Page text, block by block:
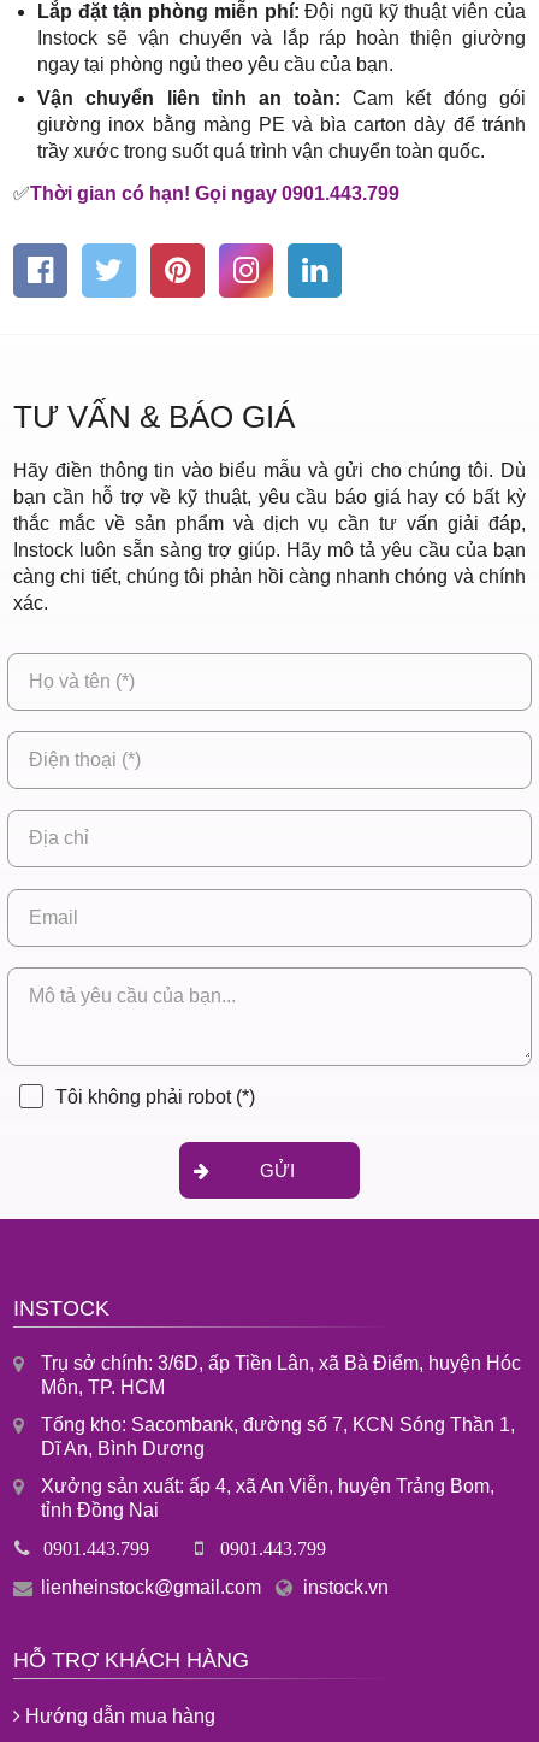
Lắp đặt tận phòng miễn phí: Đội ngũ kỹ thuật viên của
Instock sẽ vận chuyển và lắp ráp hoàn thiện giường
ngay tại phòng ngủ theo yêu cầu của bạn.
Vận chuyển liên tỉnh an toàn: Cam kết đóng gói
giường inox bằng màng PE và bìa carton dày để tránh
trầy xước trong suốt quá trình vận chuyển toàn quốc.
✅Thời gian có hạn! Gọi ngay 0901.443.799
TƯ VẤN & BÁO GIÁ
Hãy điền thông tin vào biểu mẫu và gửi cho chúng tôi. Dù
bạn cần hỗ trợ về kỹ thuật, yêu cầu báo giá hay có bất kỳ
thắc mắc về sản phẩm và dịch vụ cần tư vấn giải đáp,
Instock luôn sẵn sàng trợ giúp. Hãy mô tả yêu cầu của bạn
càng chi tiết, chúng tôi phản hồi càng nhanh chóng và chính
xác.
GỬI
Tôi không phải robot (*)
INSTOCK
Trụ sở chính: 3/6D, ấp Tiền Lân, xã Bà Điểm, huyện Hóc
Môn, TP. HCM
Tổng kho: Sacombank, đường số 7, KCN Sóng Thần 1,
Dĩ An, Bình Dương
Xưởng sản xuất: ấp 4, xã An Viễn, huyện Trảng Bom,
tỉnh Đồng Nai
0901.443.799 0901.443.799
lienheinstock@gmail.com instock.vn
HỖ TRỢ KHÁCH HÀNG
Hướng dẫn mua hàng